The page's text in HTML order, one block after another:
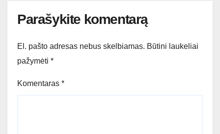
Parašykite komentarą
El. pašto adresas nebus skelbiamas. Būtini laukeliai
pažymėti *
Komentaras *